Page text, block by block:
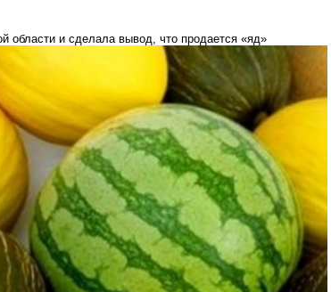
области и сделала вывод, что продается «яд»